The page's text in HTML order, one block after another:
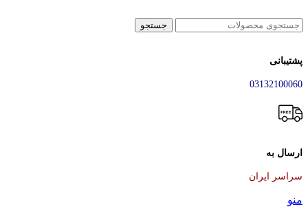
جستجو
پشتیبانی
03132100060
ارسال به
سراسر ایران
منو